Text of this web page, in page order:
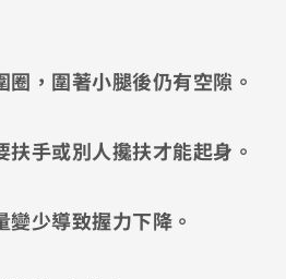
圈，圍著小腿後仍有空隙。
扶手或別人攙扶才能起身。
變少導致握力下降。